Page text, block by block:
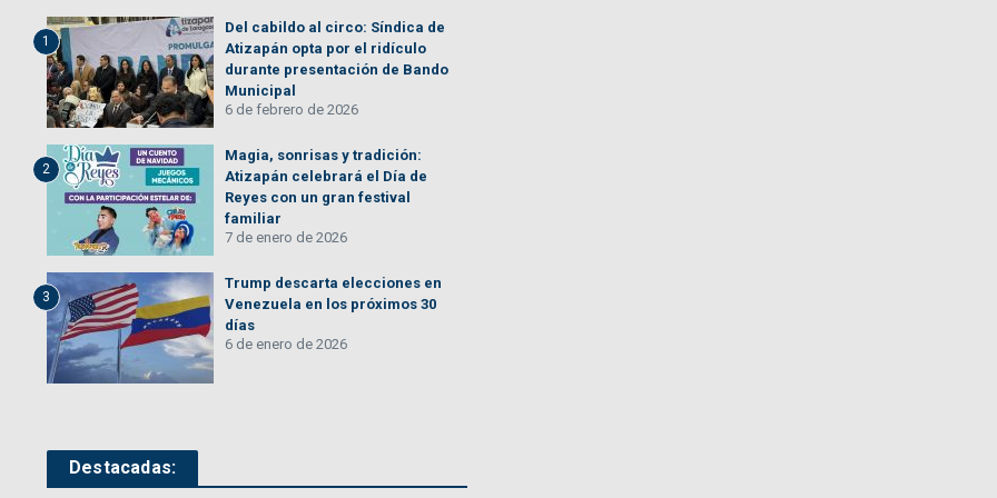
1
Del cabildo al circo: Síndica de
Atizapán opta por el ridículo
durante presentación de Bando
Municipal
6 de febrero de 2026
2
Magia, sonrisas y tradición:
Atizapán celebrará el Día de
Reyes con un gran festival
familiar
7 de enero de 2026
3
Trump descarta elecciones en
Venezuela en los próximos 30
días
6 de enero de 2026
Destacadas: